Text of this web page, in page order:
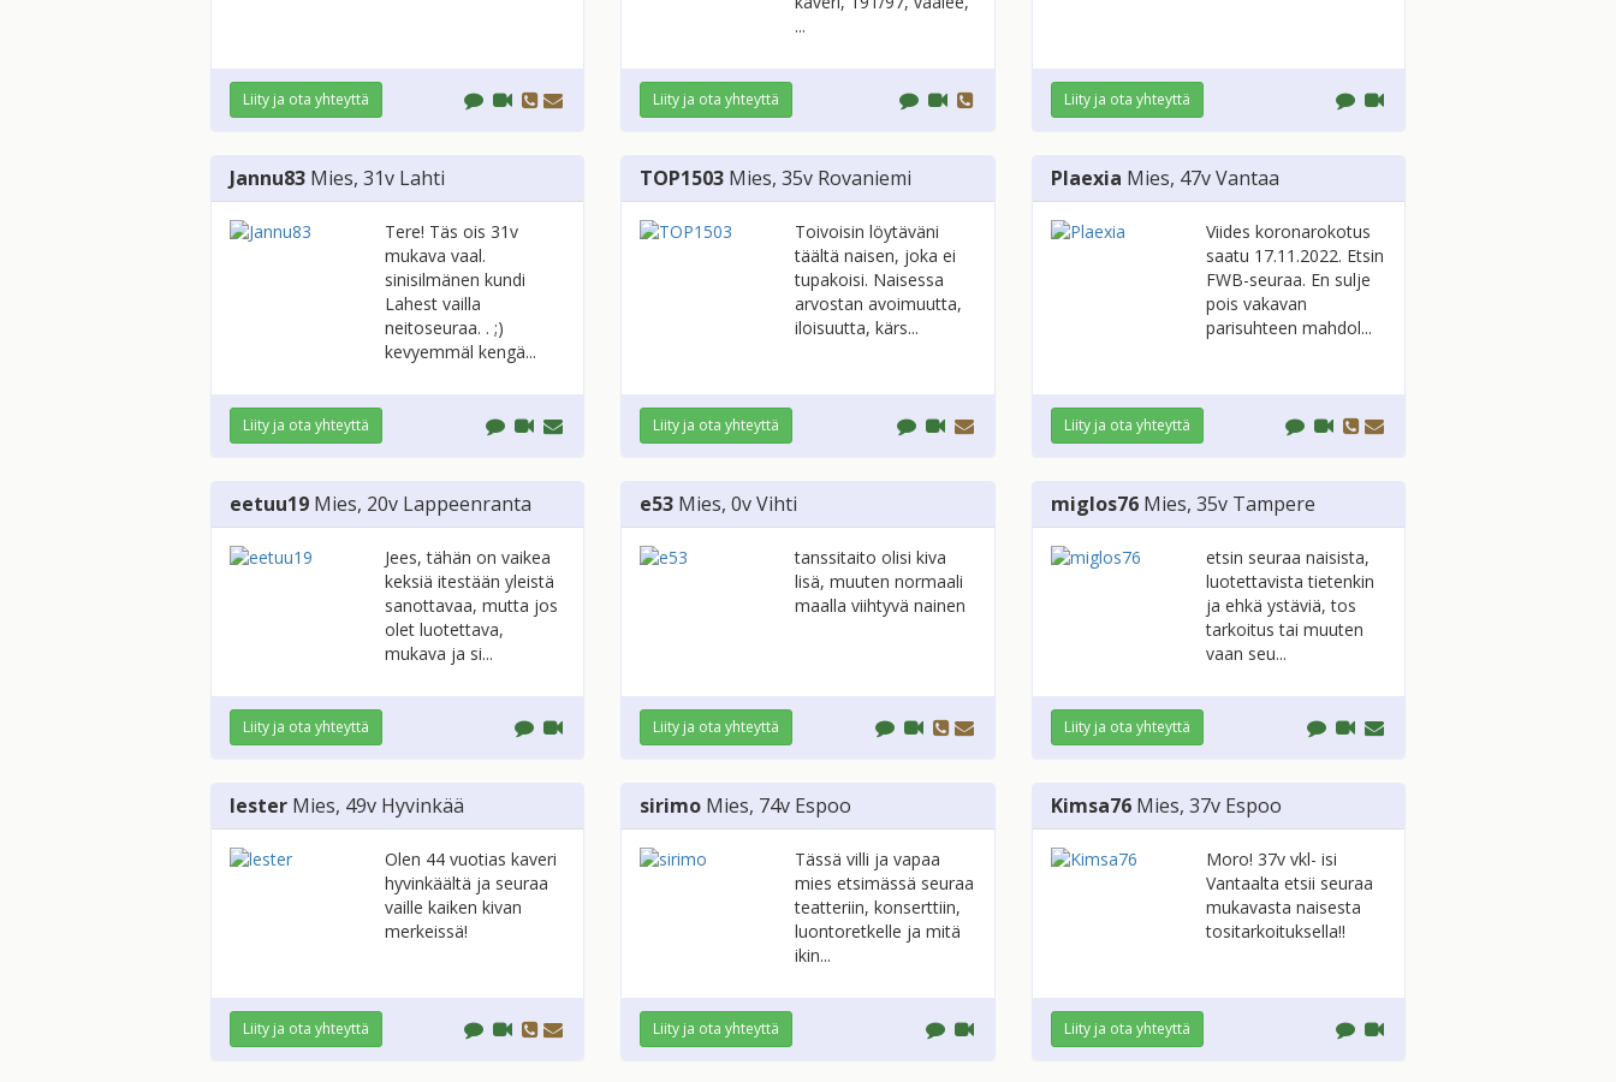
Liity ja ota yhteyttä
...
Liity ja ota yhteyttä Liity ja ota yhteyttä
Jannu83 Mies, 31v Lahti
Tere! Täs ois 31v
mukava vaal.
sinisilmänen kundi
Lahest vailla
neitoseuraa. . ;)
kevyemmäl kengä...
Liity ja ota yhteyttä
TOP1503 Mies, 35v Rovaniemi
Toivoisin löytäväni
täältä naisen, joka ei
tupakoisi. Naisessa
arvostan avoimuutta,
iloisuutta, kärs...
Liity ja ota yhteyttä
Plaexia Mies, 47vVantaa
Viides koronarokotus
saatu 17.11.2022. Etsin
FWB-seuraa. En sulje
pois vakavan
parisuhteen mahdol...
Liity ja ota yhteyttä
eetuu19 Mies, 20v Lappeenranta
Jees, tähän on vaikea
keksiä itestään yleistä
sanottavaa, mutta jos
olet luotettava,
mukava ja si...
Liity ja ota yhteyttä
e53 Mies, 0vVihti
tanssitaito olisi kiva
lisä, muuten normaali
maalla viihtyvä nainen
Liity ja ota yhteyttä
miglos76 Mies, 35v Tampere
etsin seuraa naisista,
luotettavista tietenkin
ja ehkä ystäviä, tos
tarkoitus tai muuten
vaan seu...
Liity ja ota yhteyttä
lester Mies, 49v Hyvinkää
Olen 44 vuotias kaveri
hyvinkäältä ja seuraa
vaille kaiken kivan
merkeissä!
Liity ja ota yhteyttä
sirimo Mies, 74v Espoo
Tässä villi ja vapaa
mies etsimässä seuraa
teatteriin, konserttiin,
luontoretkelle ja mitä
ikin...
Liity ja ota yhteyttä
Kimsa76 Mies, 37v Espoo
Moro! 37v vkl- isi
Vantaalta etsii seuraa
mukavasta naisesta
tositarkoituksella!!
Liity ja ota yhteyttä